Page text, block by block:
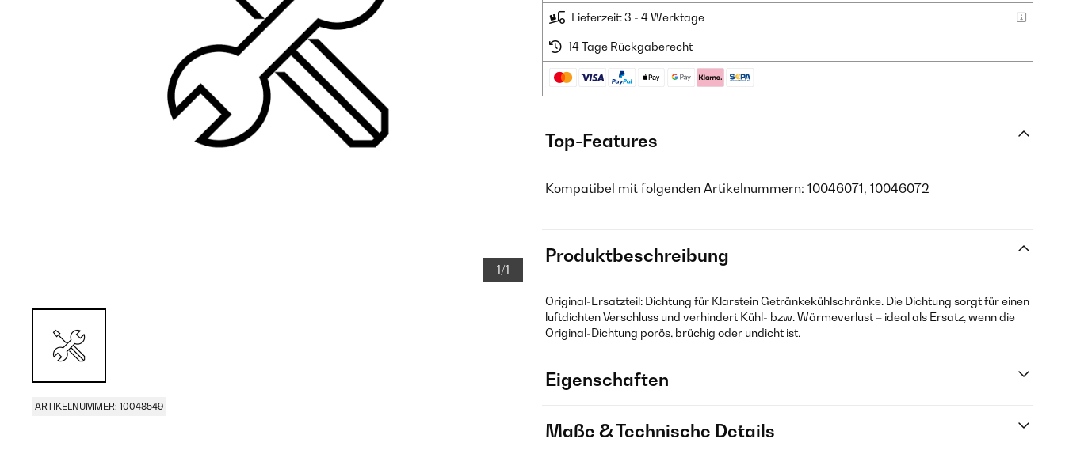
1/1
ARTIKELNUMMER: 10048549
Lieferzeit: 3 - 4 Werktage
14 Tage Rückgaberecht
Top-Features
Kompatibel mit folgenden Artikelnummern: 10046071, 10046072
Produktbeschreibung
Original-Ersatzteil: Dichtung für Klarstein Getränkekühlschränke. Die Dichtung sorgt für einen
luftdichten Verschluss und verhindert Kühl- bzw. Wärmeverlust – ideal als Ersatz, wenn die
Original-Dichtung porös, brüchig oder undicht ist.
Eigenschaften
Maße & Technische Details